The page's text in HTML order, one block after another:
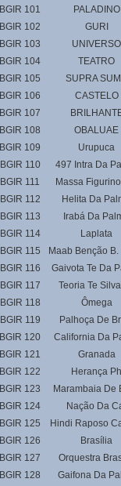
BGIR 101
PALADINO
BGIR 102
GURI
BGIR 103
UNIVERSO
BGIR 104
TEATRO
BGIR 105
SUPRA
BGIR 106
CASTELO
BGIR 107
BGIR 108
OBALUAE
BGIR 109
Urupuca
BGIR 110
497 Intra Da
BGIR 111
Massa
BGIR 112
Helita Da
BGIR 113
Irabá Da
BGIR 114
Laplata
BGIR 115
Maab Benção B.
BGIR 116
Gaivota Te Da
BGIR 117
Teoria Te
BGIR 118
Ômega
BGIR 119
Palhoça De
BGIR 120
California Da
BGIR 121
Granada
BGIR 122
Herança Ph
BGIR 123
Marambaia De
BGIR 124
Nação Da
BGIR 125
Hindi Raposo
BGIR 126
Brasília
BGIR 127
Orquestra
BGIR 128
Gaifona Da